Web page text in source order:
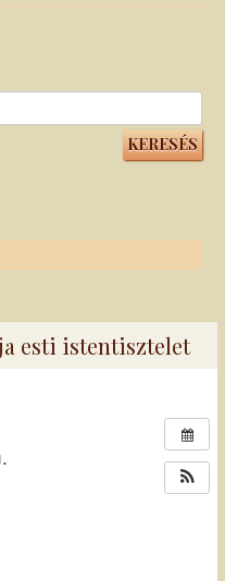
esti istentisztelet